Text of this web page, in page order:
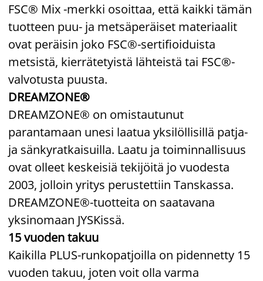
FSC® Mix -merkki osoittaa, että kaikki tämän
tuotteen puu- ja metsäperäiset materiaalit
ovat peräisin joko FSC®-sertifioiduista
metsistä, kierrätetyistä lähteistä tai FSC®-
valvotusta puusta.
DREAMZONE®
DREAMZONE® on omistautunut
parantamaan unesi laatua yksilöllisillä patja-
ja sänkyratkaisuilla. Laatu ja toiminnallisuus
ovat olleet keskeisiä tekijöitä jo vuodesta
2003, jolloin yritys perustettiin Tanskassa.
DREAMZONE®-tuotteita on saatavana
yksinomaan JYSKissä.
15 vuoden takuu
Kaikilla PLUS-runkopatjoilla on pidennetty 15
vuoden takuu, joten voit olla varma